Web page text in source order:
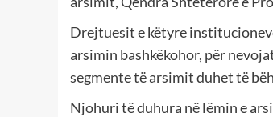
Drejtuesit e këtyre
arsimin bashkëkohor, për
segmente të arsimit duhet të
Njohuri të duhura në lëmin e